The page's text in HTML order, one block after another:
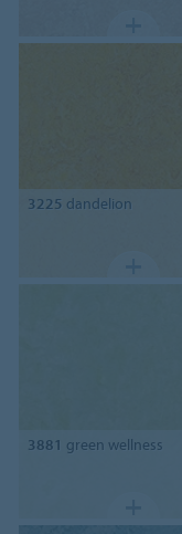
3225 dandelion
3881 green wellness